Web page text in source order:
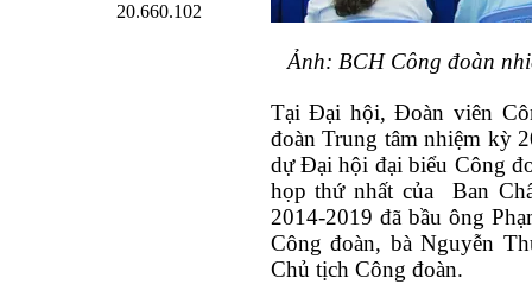
20.660.102
Ảnh: BCH Công đoàn
Tại Đại hội, Đoàn viên
đoàn Trung tâm nhiệm kỳ
dự Đại hội đại biểu Công
họp thứ nhất của
Ban
2014-2019 đã bầu ông
Công đoàn, bà Nguyễn
Chủ tịch Công đoàn.